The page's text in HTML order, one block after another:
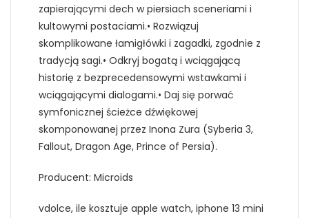
zapierającymi dech w piersiach sceneriami i
kultowymi postaciami.• Rozwiązuj
skomplikowane łamigłówki i zagadki, zgodnie z
tradycją sagi.• Odkryj bogatą i wciągającą
historię z bezprecedensowymi wstawkami i
wciągającymi dialogami.• Daj się porwać
symfonicznej ścieżce dźwiękowej
skomponowanej przez Inona Zura (Syberia 3,
Fallout, Dragon Age, Prince of Persia).
Producent: Microids
vdolce, ile kosztuje apple watch, iphone 13 mini